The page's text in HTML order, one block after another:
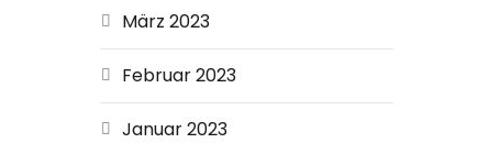
März 2023
Februar 2023
Januar 2023